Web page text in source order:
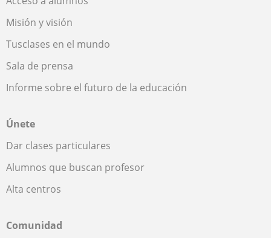
Misión y visión
Tusclases en el mundo
Sala de prensa
Informe sobre el futuro de la educación
Únete
Dar clases particulares
Alumnos que buscan profesor
Alta centros
Comunidad